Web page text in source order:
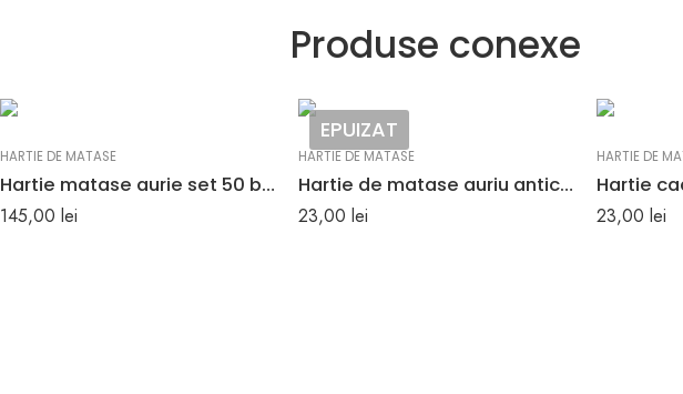
Produse conexe
HARTIE DE MATASE
Hartie matase aurie set 50 bucati
145,00 lei
EPUIZAT
HARTIE DE MATASE
Hartie de matase auriu antic set 24 buc
23,00 lei
HARTIE DE
23,00 lei